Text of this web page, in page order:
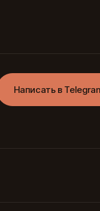
Написать в